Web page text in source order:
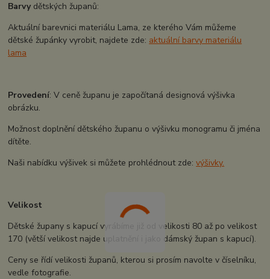
Barvydětských županů:
Aktuální barevnici materiálu Lama, ze kterého Vám můžeme
dětské župánky vyrobit, najdete zde: aktuální barvy materiálu
lama
Provedení: V ceně županu je započítaná designová výšivka
obrázku.
Možnost doplnění dětského županu o výšivku monogramu či jména
dítěte.
Naši nabídku výšivek si můžete prohlédnout zde:výšivky.
Velikost
Dětské župany s kapucí vyrábíme již od velikosti 80 až po velikost
170 (větší velikost najde uplatnění i jako dámský župan s kapucí).
Ceny se řídí velikosti županů, kterou si prosím navolte v číselníku,
vedle fotografie.